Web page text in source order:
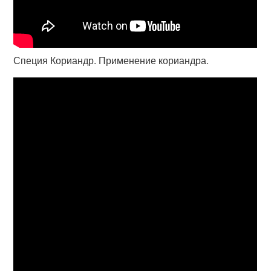
Специя Кориандр. Применение кориандра.